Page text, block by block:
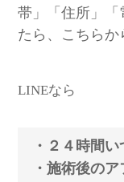
帯」「住所」「
たら、こちらか
LINEなら
・２４時間
・施術後の